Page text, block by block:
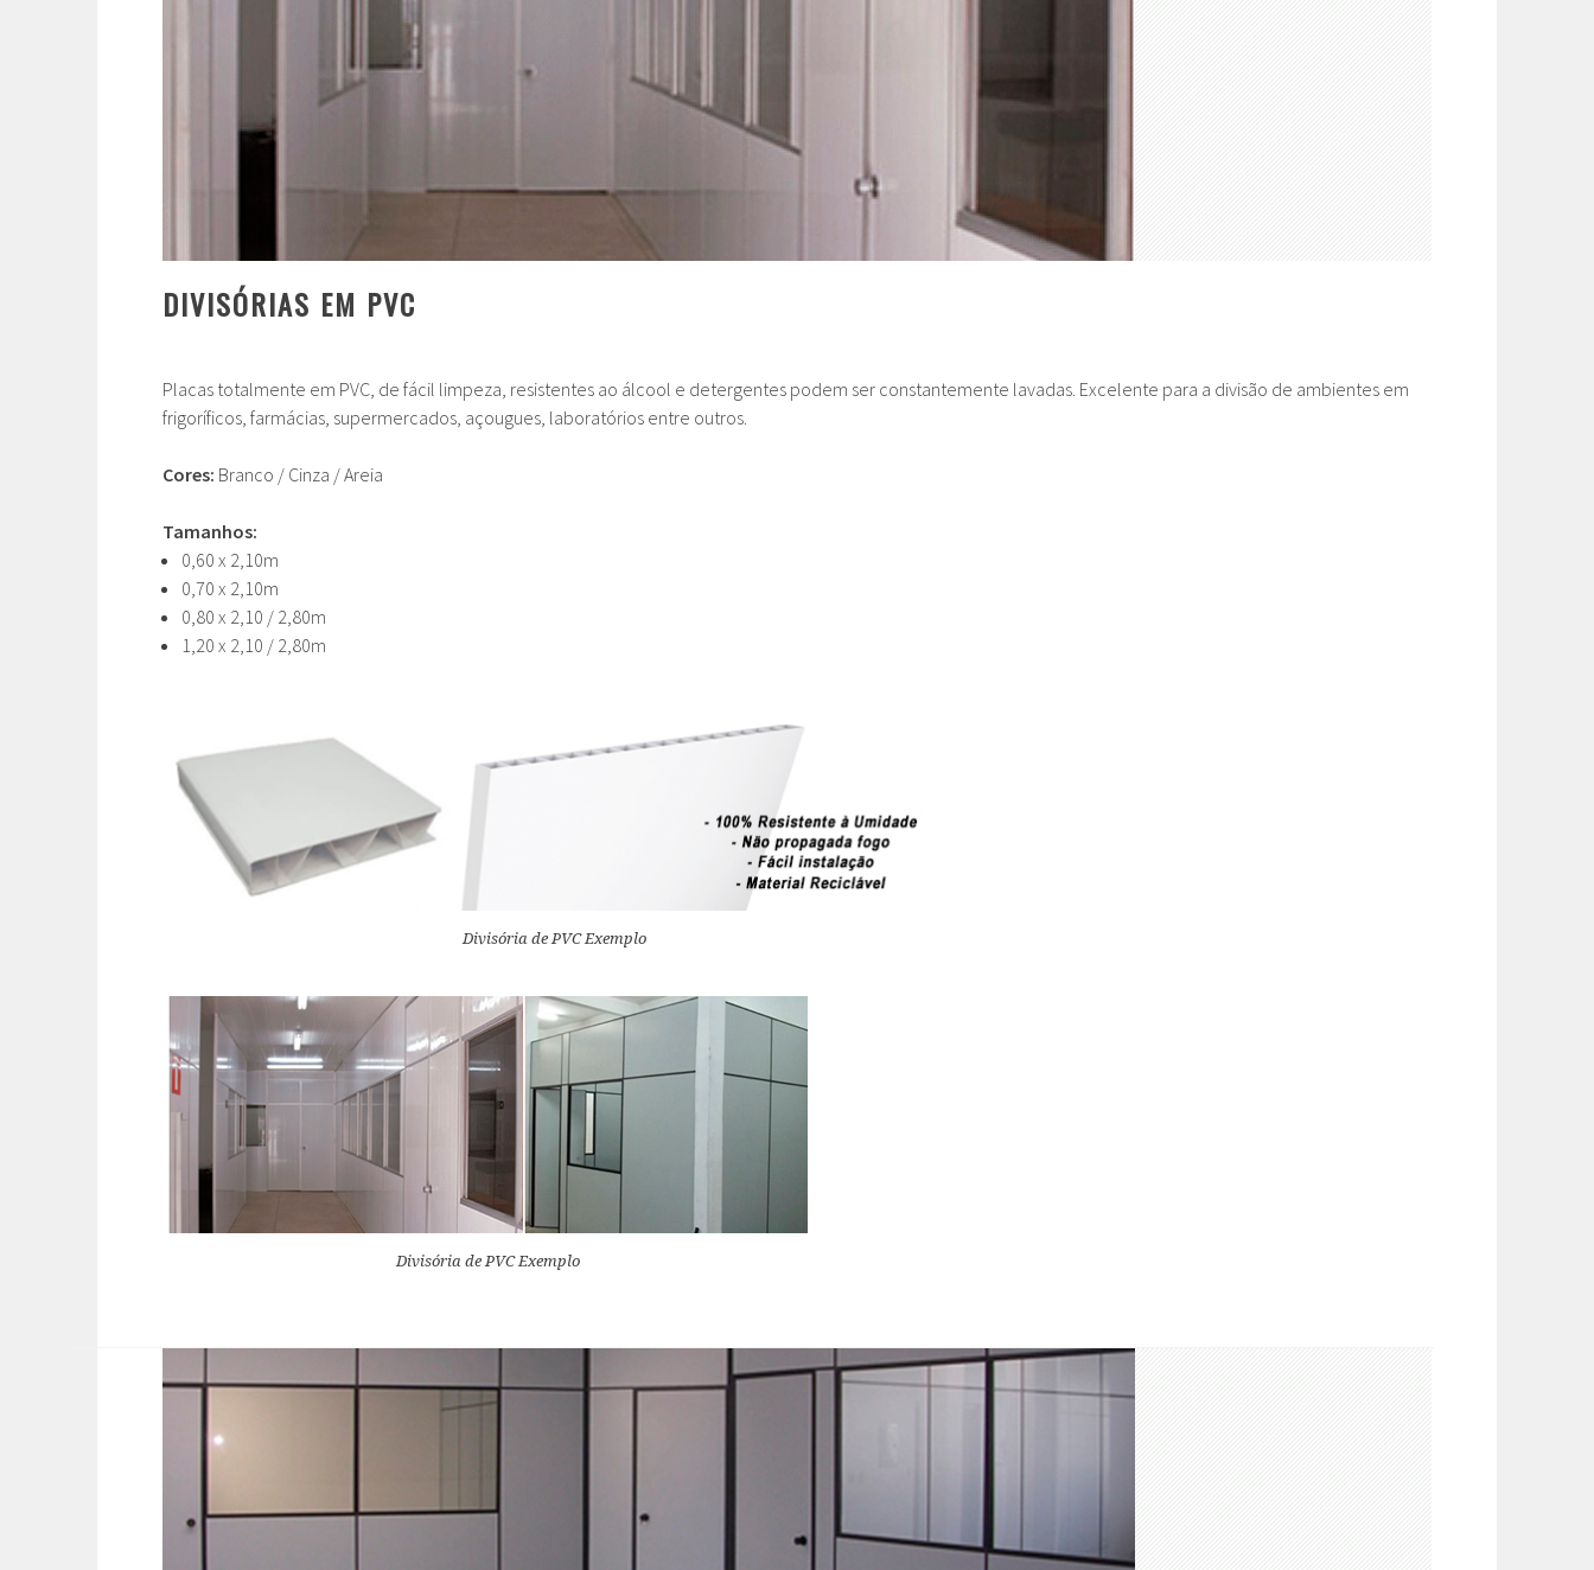
DIVISÓRIAS EM PVC
Placas totalmente em PVC, de fácil limpeza, resistentes ao álcool e detergentes podem ser constantemente lavadas. Excelente para a divisão de ambientes em
frigoríficos, farmácias, supermercados, açougues, laboratórios entre outros.
Cores: Branco / Cinza / Areia
Tamanhos:
0,60 x 2,10m
0,70 x 2,10m
0,80 x 2,10 / 2,80m
1,20 x 2,10 / 2,80m
Divisória de PVC Exemplo
Divisória de PVC Exemplo